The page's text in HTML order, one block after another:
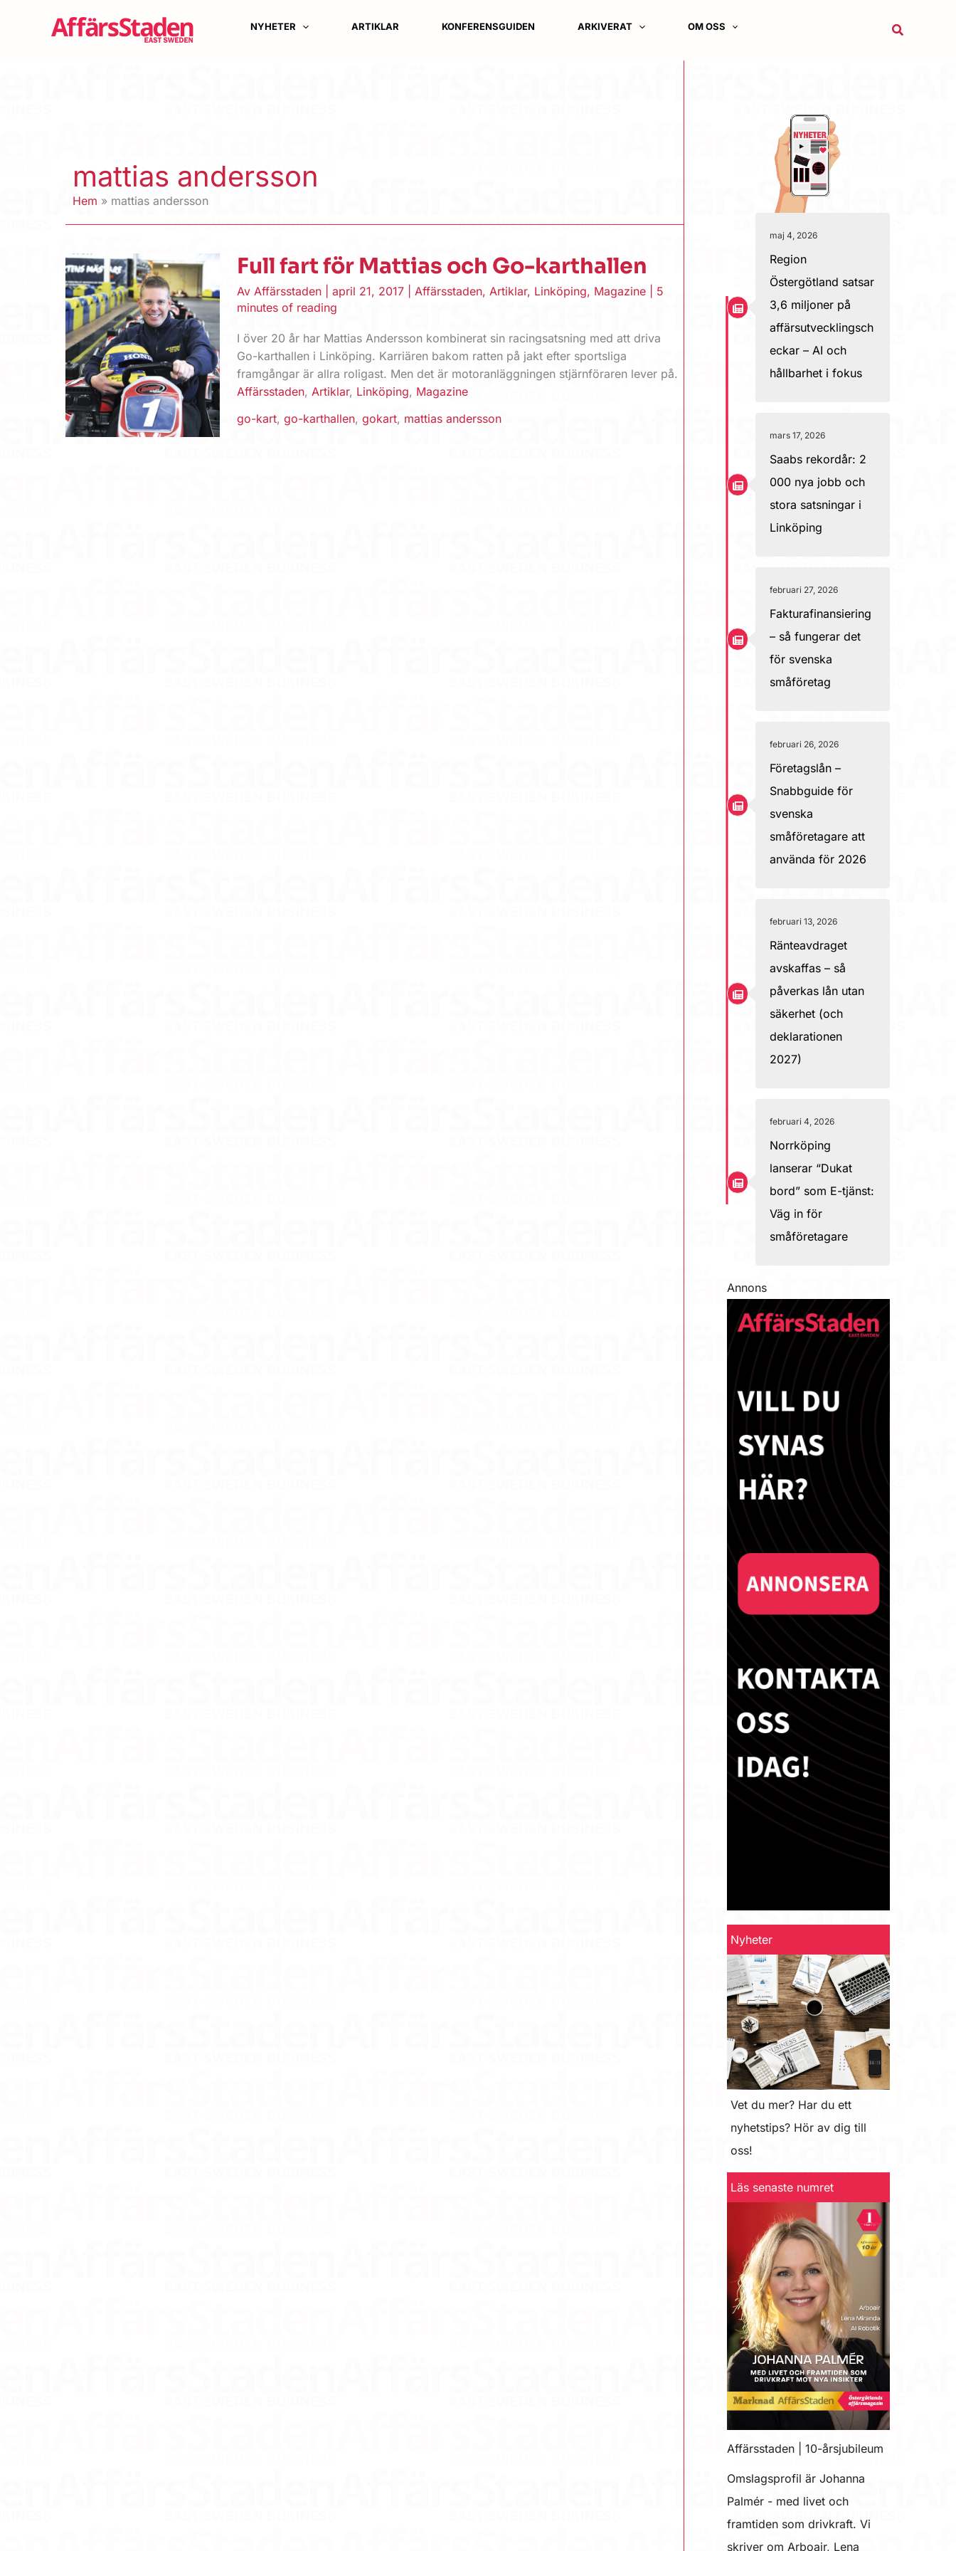
NYHETER ARTIKLAR KONFERENSGUIDEN ARKIVERAT OM OSS Sök
mattias andersson
Hem mattias andersson
Full fart för Mattias och Go-karthallen
AvAffärsstaden |april 21, 2017 |Affärsstaden,Artiklar, Linköping, Magazine
5
minutes of reading
I över 20 år har Mattias Andersson kombinerat sin racingsatsning med att driva
Go-karthallen i Linköping. Karriären bakom ratten på jakt efter sportsliga
framgångar är allra roligast. Men det är motoranläggningen stjärnföraren lever på.
Affärsstaden,Artiklar, Linköping, Magazine
go-kart,go-karthallen,gokart, mattias andersson
maj 4, 2026
Region
Östergötland satsar
3,6 miljoner på
affärsutvecklingsch
eckar – AI och
hållbarhet i fokus
mars 17, 2026
Saabs rekordår: 2
000 nya jobb och
stora satsningar i
Linköping
februari 27, 2026
Fakturafinansiering
– så fungerar det
för svenska
småföretag
februari 26, 2026
Företagslån –
Snabbguide för
svenska
småföretagare att
använda för 2026
februari 13, 2026
Ränteavdraget
avskaffas – så
påverkas lån utan
säkerhet (och
deklarationen
2027)
februari 4, 2026
Norrköping
lanserar “Dukat
bord” som E-tjänst:
Väg in för
småföretagare
Annons
Nyheter
Vet du mer? Har du ett
nyhetstips? Hör av dig till
oss!
Läs senaste numret
Affärsstaden | 10-årsjubileum
Omslagsprofil är Johanna
Palmér - med livet och
framtiden som drivkraft. Vi
skriver om Arboair, Lena